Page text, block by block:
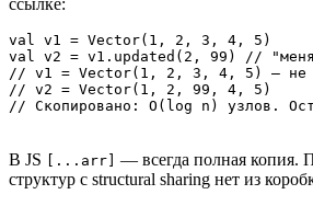
ссылке:
val v1 = Vector(1, 2, 3, 4, 5)
val v2 = v1.updated(2, 99) //
// v1 = Vector(1, 2, 3, 4, 5) — не
// v2 = Vector(1, 2, 99, 4, 5)
В JS [...arr]
— всегда полная копия.
структур с structural sharing нет из